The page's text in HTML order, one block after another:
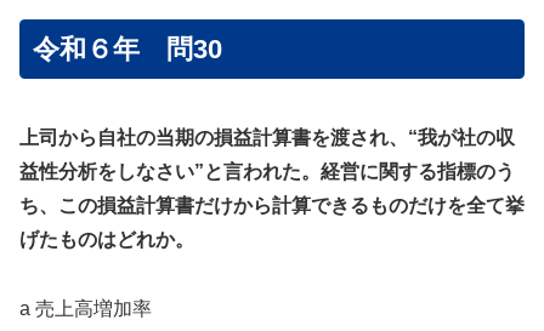
令和６年 問30
上司から自社の当期の損益計算書を渡され、“我が社の収
益性分析をしなさい”と言われた。経営に関する指標のう
ち、この損益計算書だけから計算できるものだけを全て挙
げたものはどれか。
a 売上高増加率